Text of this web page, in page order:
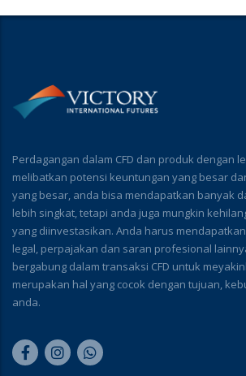
Perdagangan dalam CFD dan produk dengan
melibatkan potensi keuntungan yang besar
yang besar, anda bisa mendapatkan banyak
lebih singkat, tetapi anda juga mungkin
yang diinvestasikan. Anda harus
legal, perpajakan dan saran profesional
bergabung dalam transaksi CFD untuk
merupakan hal yang cocok dengan tujuan,
anda.